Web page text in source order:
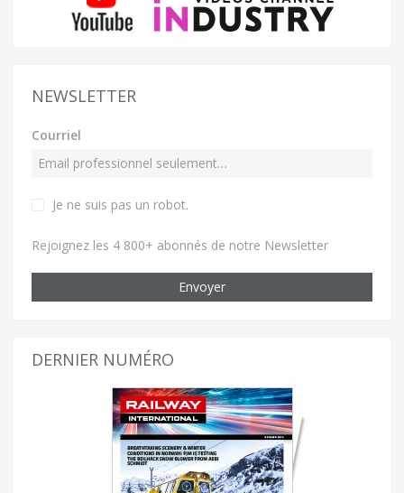
NEWSLETTER
Courriel
Je ne suis pas un robot.
Rejoignez les 4 800+ abonnés de notre Newsletter
Envoyer
DERNIER NUMÉRO